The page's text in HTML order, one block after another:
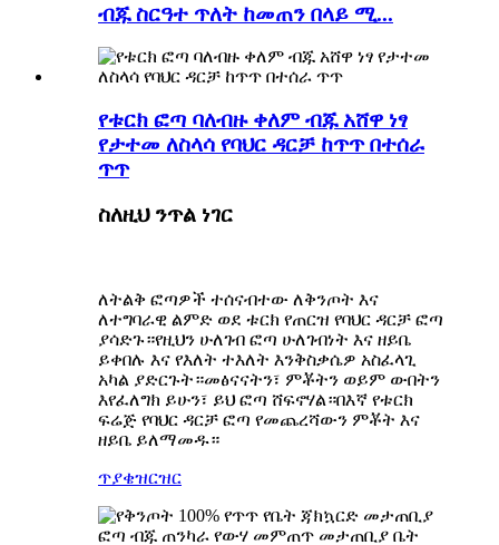
ብጁ ስርዓተ ጥለት ከመጠን በላይ ሚ...
የቱርክ ፎጣ ባለብዙ ቀለም ብጁ አሸዋ ነፃ
የታተመ ለስላሳ የባህር ዳርቻ ከጥጥ በተሰራ
ጥጥ
ስለዚህ ንጥል ነገር
ለትልቅ ፎጣዎች ተሰናብተው ለቅንጦት እና
ለተግባራዊ ልምድ ወደ ቱርክ የጠርዝ የባህር ዳርቻ ፎጣ
ያሳድጉ።የዚህን ሁለገብ ፎጣ ሁለገብነት እና ዘይቤ
ይቀበሉ እና የእለት ተእለት እንቅስቃሴዎ አስፈላጊ
አካል ያድርጉት።መፅናናትን፣ ምቾትን ወይም ውበትን
እየፈለግክ ይሁን፣ ይህ ፎጣ ሸፍኖሃል።በእኛ የቱርክ
ፍሬጅ የባህር ዳርቻ ፎጣ የመጨረሻውን ምቾት እና
ዘይቤ ይለማመዱ።
ጥያቄዝርዝር